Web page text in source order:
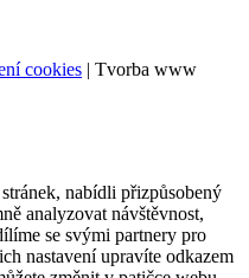
cookies | Tvorba www
nabídli přizpůsobený
analyzovat návštěvnost,
se svými partnery pro
nastavení upravíte odkazem